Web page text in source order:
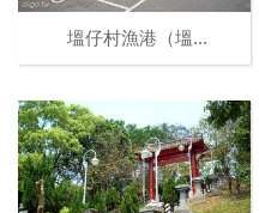
塭仔村漁港（塭...